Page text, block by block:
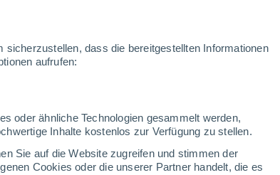
dass die bereitgestellten Informationen
aufrufen:
oder ähnliche Technologien gesammelt werden,
Inhalte kostenlos zur Verfügung zu stellen.
Sie auf die Website zugreifen und stimmen der
Cookies oder die unserer Partner handelt, die es
RadarKarten
Karlsbad
Leipzig